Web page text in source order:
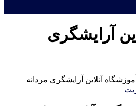
آرایشگری
آموزشگاه آنلاین آرایشگری مردانه